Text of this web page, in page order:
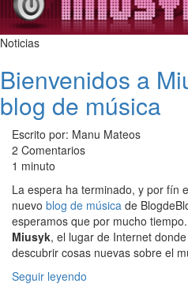
Noticias
Bienvenidos a
blog de música
Escrito por: Manu Mateos
2 Comentarios
1 minuto
La espera ha terminado, y por fín
nuevo blog de música de
esperamos que por mucho
Miusyk, el lugar de Internet
descubrir cosas nuevas sobre el
Seguir leyendo